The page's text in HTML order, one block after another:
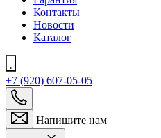
Контакты
Новости
Каталог
+7 (920) 607-05-05
Напишите нам